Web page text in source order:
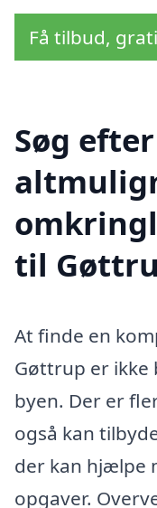
Få tilbud,
Søg
til
At finde en
Gøttrup er ikke
byen. Der er
også kan
der kan hjælpe
opgaver.